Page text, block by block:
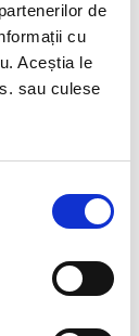
de
cu
Aceștia le
sau culese
&
din țară, de
furnizorilor și